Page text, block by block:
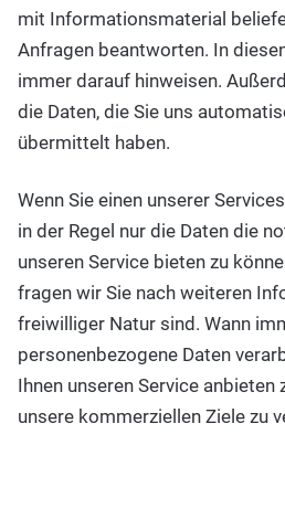
mit Informationsmaterial
Anfragen beantworten. In
immer darauf hinweisen.
die Daten, die Sie uns
übermittelt haben.
Wenn Sie einen unserer
in der Regel nur die Daten die
unseren Service bieten zu
fragen wir Sie nach weiteren
freiwilliger Natur sind. Wann
personenbezogene Daten
Ihnen unseren Service anbieten
unsere kommerziellen Ziele zu